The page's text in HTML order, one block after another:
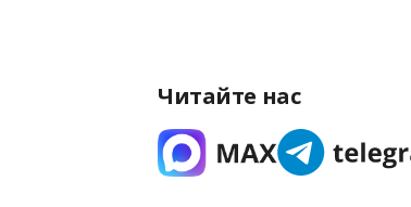
Читайте нас